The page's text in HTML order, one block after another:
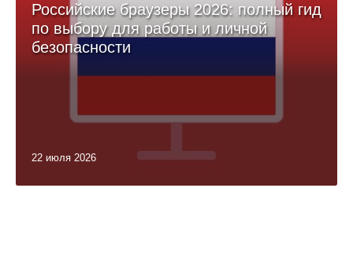
Российские браузеры 2026: полный гид
по выбору для работы и личной
безопасности
22 июля 2026